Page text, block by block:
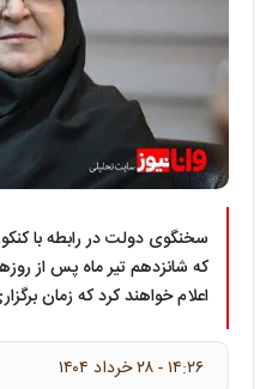
که شانزدهم تیر ماه پس از
اعلام خواهند کرد که زمان
۱۴:۲۶ - ۲۸ خرداد ۱۴۰۴